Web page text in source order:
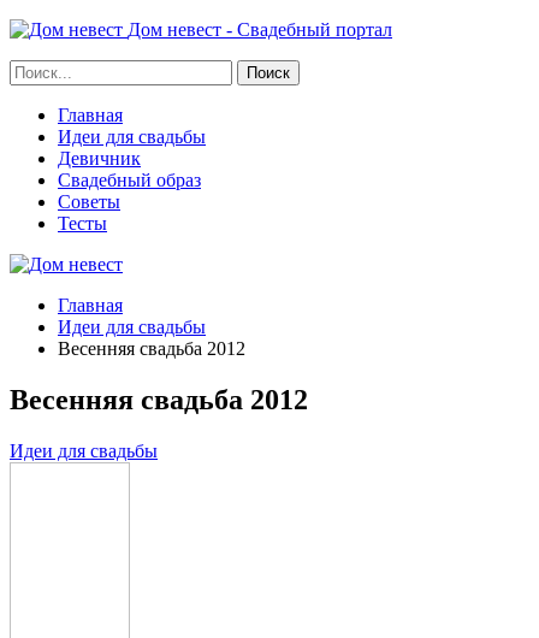
Дом невест - Свадебный портал
Главная
Идеи для свадьбы
Девичник
Свадебный образ
Советы
Тесты
Главная
Идеи для свадьбы
Весенняя свадьба 2012
Весенняя свадьба 2012
Идеи для свадьбы